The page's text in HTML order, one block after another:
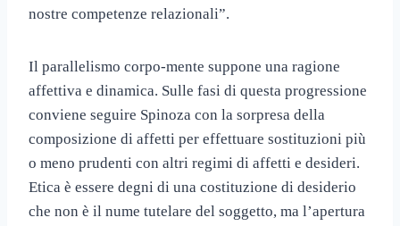
nostre competenze relazionali”.
Il parallelismo corpo-mente suppone una ragione
affettiva e dinamica. Sulle fasi di questa progressione
conviene seguire Spinoza con la sorpresa della
composizione di affetti per effettuare sostituzioni più
o meno prudenti con altri regimi di affetti e desideri.
Etica è essere degni di una costituzione di desiderio
che non è il nume tutelare del soggetto, ma l’apertura